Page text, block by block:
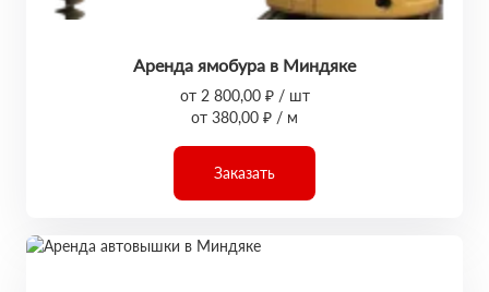
Аренда ямобура в Миндяке
от 2 800,00 ₽ / шт
от 380,00 ₽ / м
Заказать